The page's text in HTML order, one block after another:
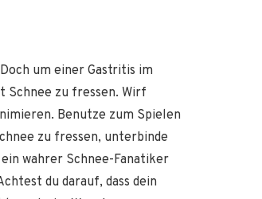
um einer Gastritis im
Schnee zu fressen. Wirf
Benutze zum Spielen
zu fressen, unterbinde
wahrer Schnee-Fanatiker
du darauf, dass dein